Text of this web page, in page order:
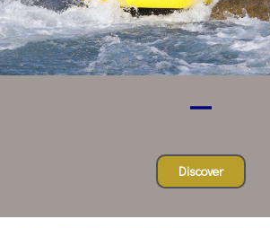
Discover